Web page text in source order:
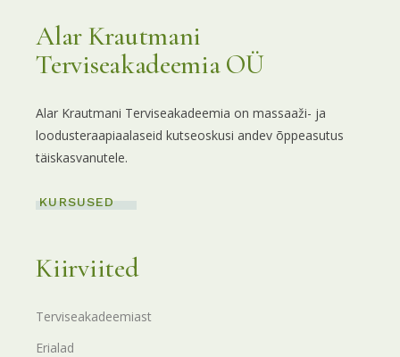
Alar Krautmani
Terviseakadeemia OÜ
Alar Krautmani Terviseakadeemia on massaaži- ja
loodusteraapiaalaseid kutseoskusi andev õppeasutus
täiskasvanutele.
KURSUSED
Kiirviited
Terviseakadeemiast
Erialad